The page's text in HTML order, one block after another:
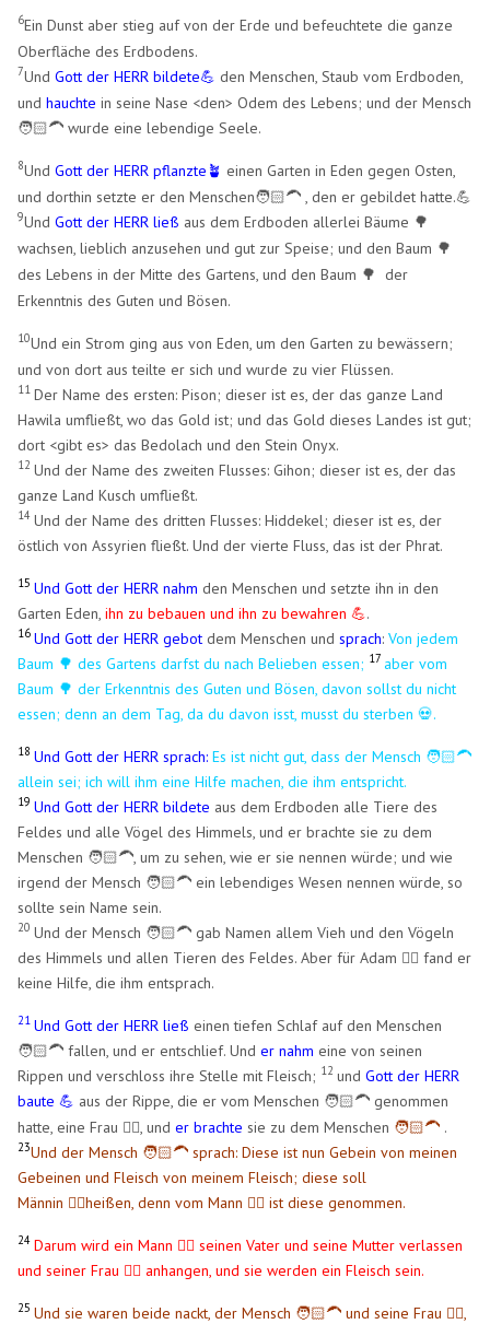
​6Ein Dunst aber stieg auf von der Erde und befeuchtete die ganze
Oberfläche des Erdbodens.
​7UndGott der HERR bildete💪 den Menschen, Staub vom Erdboden,
undhauchte in seine Nase <den> Odem des Lebens; und der Mensch
🧑🏻‍🦱 wurde eine lebendige Seele.
​8UndGott der HERR pflanzte🪴​ einen Garten in Eden gegen Osten,
und dorthin setzte er den Menschen🧑🏻‍🦱 , den er gebildet hatte.💪
​9UndGott der HERR ließ aus dem Erdboden allerlei Bäume 🌳
wachsen, lieblich anzusehen und gut zur Speise; und den Baum 🌳
des Lebens in der Mitte des Gartens, und den Baum 🌳
der
Erkenntnis des Guten und Bösen.
​10Und ein Strom ging aus von Eden, um den Garten zu bewässern;
und von dort aus teilte er sich und wurde zu vier Flüssen.
11Der Name des ersten: Pison; dieser ist es, der das ganze Land
Hawila umfließt, wo das Gold ist; und das Gold dieses Landes ist gut;
dort <gibt es> das Bedolach und den Stein Onyx.
12Und der Name des zweiten Flusses: Gihon; dieser ist es, der das
ganze Land Kusch umfließt.
14Und der Name des dritten Flusses: Hiddekel; dieser ist es, der
östlich von Assyrien fließt. Und der vierte Fluss, das ist der Phrat.
15Und Gott der HERR nahm den Menschen und setzte ihn in den
Garten Eden,ihn zu bebauen und ihn zu bewahren 💪.
16Und Gott der HERR gebot dem Menschen undsprach:Von jedem
Baum 🌳 des Gartens darfst du nach Belieben essen; 17 aber vom
Baum 🌳 der Erkenntnis des Guten und Bösen, davon sollst du nicht
essen; denn an dem Tag, da du davon isst, musst du sterben 💀.
18Und Gott der HERR sprach: Es ist nicht gut, dass der Mensch 🧑🏻‍🦱
allein sei; ich will ihm eine Hilfe machen, die ihm entspricht.
19Und Gott der HERR bildete aus dem Erdboden alle Tiere des
Feldes und alle Vögel des Himmels, und er brachte sie zu dem
Menschen 🧑🏻‍🦱, um zu sehen, wie er sie nennen würde; und wie
irgend der Mensch 🧑🏻‍🦱 ein lebendiges Wesen nennen würde, so
sollte sein Name sein.
20Und der Mensch 🧑🏻‍🦱 gab Namen allem Vieh und den Vögeln
des Himmels und allen Tieren des Feldes. Aber für Adam 🧍‍♂️ fand er
keine Hilfe, die ihm entsprach.
21 Und Gott der HERR ließ einen tiefen Schlaf auf den Menschen
🧑🏻‍🦱 fallen, und er entschlief. Under nahm eine von seinen
Rippen und verschloss ihre Stelle mit Fleisch; 12undGott der HERR
baute💪 aus der Rippe, die er vom Menschen 🧑🏻‍🦱 genommen
hatte, eine Frau 🧍‍♀️, under brachte sie zu dem Menschen 🧑🏻‍🦱 .
23Und der Mensch 🧑🏻‍🦱 sprach: Diese ist nun Gebein von meinen
Gebeinen und Fleisch von meinem Fleisch; diese soll
Männin 🧍‍♀️heißen, denn vom Mann 🧍‍♂️ ist diese genommen.
24Darum wird ein Mann 🧍‍♂️ seinen Vater und seine Mutter verlassen
und seiner Frau 🧍‍♀️ anhangen, und sie werden ein Fleisch sein.
25Und sie waren beide nackt, der Mensch 🧑🏻‍🦱 und seine Frau 🧍‍♀️,